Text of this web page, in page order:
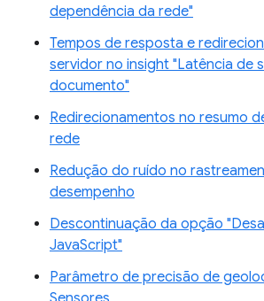
dependência da rede"
Tempos de resposta e
servidor no insight "Latência de
documento"
Redirecionamentos no resumo
rede
Redução do ruído no
desempenho
Descontinuação da opção
JavaScript"
Parâmetro de precisão de